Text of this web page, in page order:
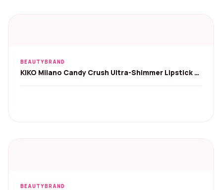
BEAUTYBRAND
KIKO Milano Candy Crush Ultra-Shimmer Lipstick -
BEAUTYBRAND